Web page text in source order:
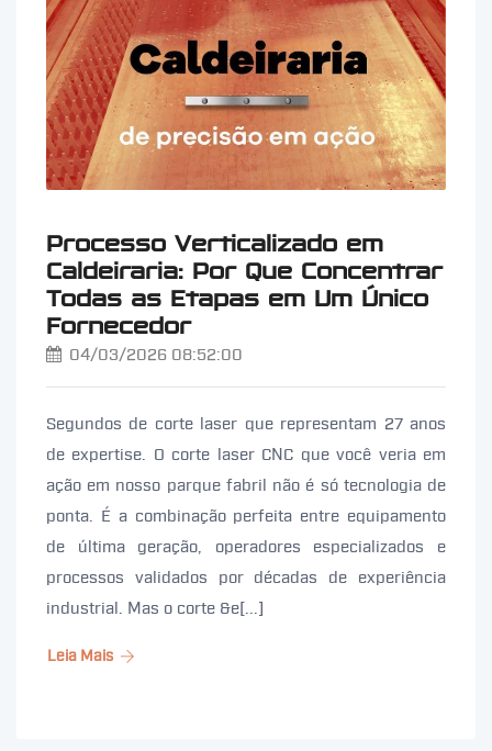
Processo Verticalizado em
Caldeiraria: Por Que Concentrar
Todas as Etapas em Um Único
Fornecedor
04/03/2026 08:52:00
Segundos de corte laser que representam 27 anos
de expertise. O corte laser CNC que você veria em
ação em nosso parque fabril não é só tecnologia de
ponta. É a combinação perfeita entre equipamento
de última geração, operadores especializados e
processos validados por décadas de experiência
industrial. Mas o corte &e[...]
Leia Mais